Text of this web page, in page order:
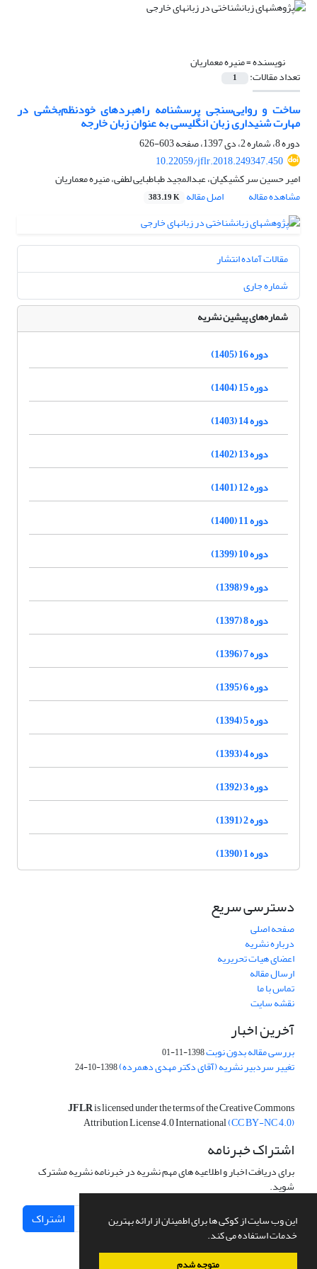
این وب سایت از کوکی ها برای اطمینان از ارائه بهترین
خدمات استفاده می کند.
متوجه شدم
نویسنده =منیره معماریان
تعداد مقالات: 1
ساخت و روایی‌سنجی پرسشنامه راهبردهای خودنظم‌بخشی در
مهارت شنیداری زبان انگلیسی به عنوان زبان خارجه
دوره 8، شماره 2، دی 1397، صفحه
603-626
10.22059/jflr.2018.249347.450
امیر حسین سر کشیکیان، عبدالمجید طباطبایی لطفی، منیره معماریان
مشاهده مقاله
اصل مقاله 383.19 K
مقالات آماده انتشار
شماره جاری
شماره‌های پیشین نشریه
دوره 16 (1405)
دوره 15 (1404)
دوره 14 (1403)
دوره 13 (1402)
دوره 12 (1401)
دوره 11 (1400)
دوره 10 (1399)
دوره 9 (1398)
دوره 8 (1397)
دوره 7 (1396)
دوره 6 (1395)
دوره 5 (1394)
دوره 4 (1393)
دوره 3 (1392)
دوره 2 (1391)
دوره 1 (1390)
دسترسی سریع
صفحه اصلی
درباره نشریه
اعضای هیات تحریریه
ارسال مقاله
تماس با ما
نقشه سایت
آخرین اخبار
بررسی مقاله بدون نوبت1398-11-01
تغییر سردبیر نشریه (آقای دکتر مهدی دهمرده)1398-10-24
JFLRis licensed under the terms of the Creative Commons
Attribution License 4.0 International(CC BY-NC 4.0)
اشتراک خبرنامه
برای دریافت اخبار و اطلاعیه های مهم نشریه در خبرنامه نشریه مشترک
شوید.
اشتراک